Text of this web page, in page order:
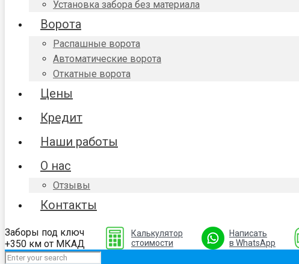
Установка забора без материала
Ворота
Распашные ворота
Автоматические ворота
Откатные ворота
Цены
Кредит
Наши работы
О нас
Отзывы
Контакты
Заборы под ключ
+350 км от МКАД
Калькулятор
стоимости
Написать
в WhatsApp